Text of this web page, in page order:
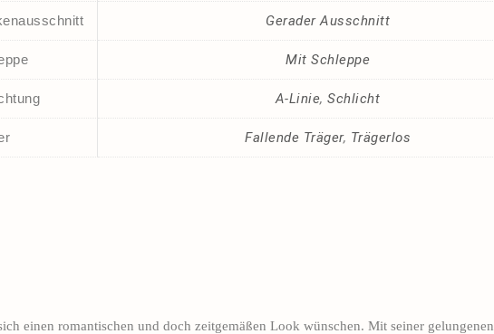
Gerader Ausschnitt
Mit Schleppe
A-Linie,Schlicht
Fallende Träger, Trägerlos
einen romantischen und doch zeitgemäßen Look wünschen. Mit seiner gelungenen